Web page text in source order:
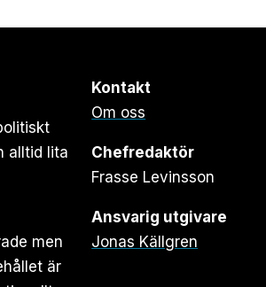
alltid lita
men
är
Kontakt
Om oss
Chefredaktör
Frasse Levinsson
Ansvarig utgivare
Jonas Källgren